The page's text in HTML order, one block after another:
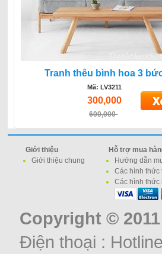
Tranh thêu bình hoa 3
Mã: LV3211
300,000
600,000
Giới thiệu
Giới thiệu chung
Hỗ trợ mua
Hướng dẫn
Các hình thức
Các hình thức
Copyright ©
Điện thoại :